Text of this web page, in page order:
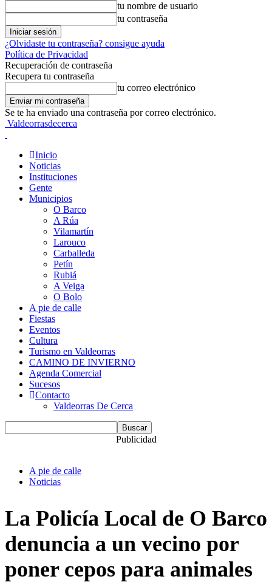
tu nombre de usuario
tu contraseña
¿Olvidaste tu contraseña? consigue ayuda
Política de Privacidad
Recuperación de contraseña
Recupera tu contraseña
tu correo electrónico
Se te ha enviado una contraseña por correo electrónico.
Valdeorrasdecerca
Inicio
Noticias
Instituciones
Gente
Municipios
O Barco
A Rúa
Vilamartín
Larouco
Carballeda
Petín
Rubiá
A Veiga
O Bolo
A pie de calle
Fiestas
Eventos
Cultura
Turismo en Valdeorras
CAMINO DE INVIERNO
Agenda Comercial
Sucesos
Contacto
Valdeorras De Cerca
Publicidad
A pie de calle
Noticias
La Policía Local de O Barco
denuncia a un vecino por
poner cepos para animales